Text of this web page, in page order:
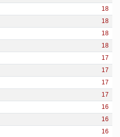
18
18
18
18
17
17
17
17
16
16
16